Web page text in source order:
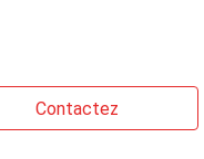
Contactez